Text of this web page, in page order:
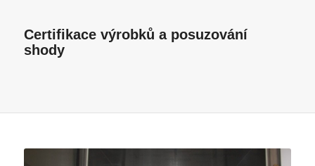
Certifikace výrobků a posuzování
shody